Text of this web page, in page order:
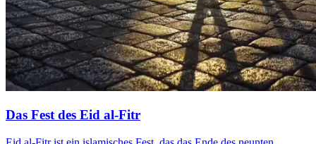
Das Fest des Eid al-Fitr